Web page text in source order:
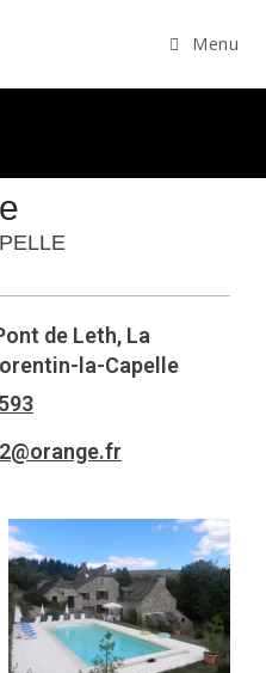
Menu
de Leth, La
la-Capelle